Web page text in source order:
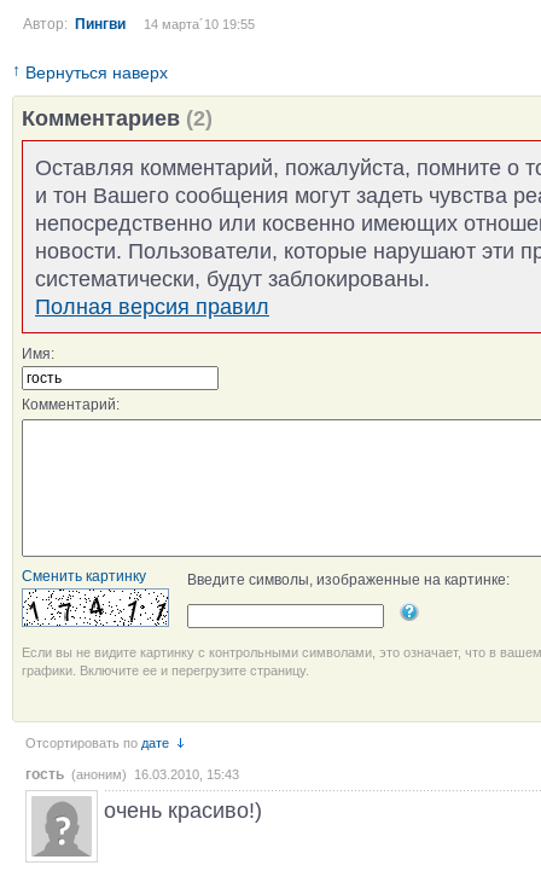
Автор: Пингви 14 марта´10 19:55
↑ Вернуться наверх
Комментариев (2)
Оставляя комментарий, пожалуйста, помните о
и тон Вашего сообщения могут задеть чувства
непосредственно или косвенно имеющих
новости. Пользователи, которые нарушают эти
систематически, будут заблокированы.
Полная версия правил
Имя:
Комментарий:
Сменить картинку Введите символы, изображенные на картинке:
Если вы не видите картинку с контрольными символами, это означает, что в
графики. Включите ее и перегрузите страницу.
Отсортировать по дате
гость (аноним) 16.03.2010, 15:43
очень красиво!)